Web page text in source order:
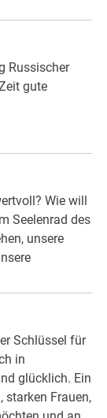
Russischer
gute
Wie will
Seelenrad des
unsere
Schlüssel für
in
glücklich. Ein
starken Frauen,